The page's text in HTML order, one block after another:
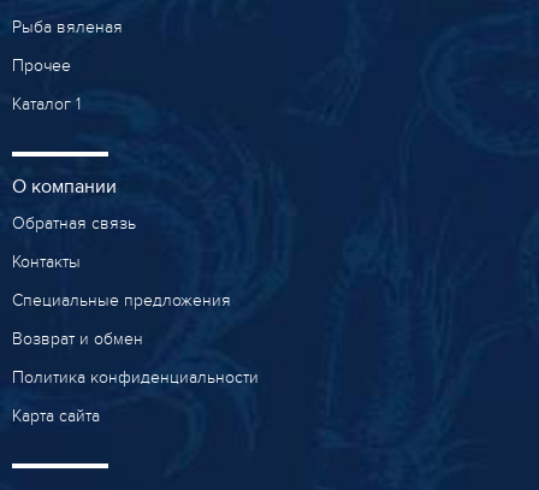
Рыба вяленая
Прочее
Каталог 1
О компании
Обратная связь
Контакты
Специальные предложения
Возврат и обмен
Политика конфиденциальности
Карта сайта